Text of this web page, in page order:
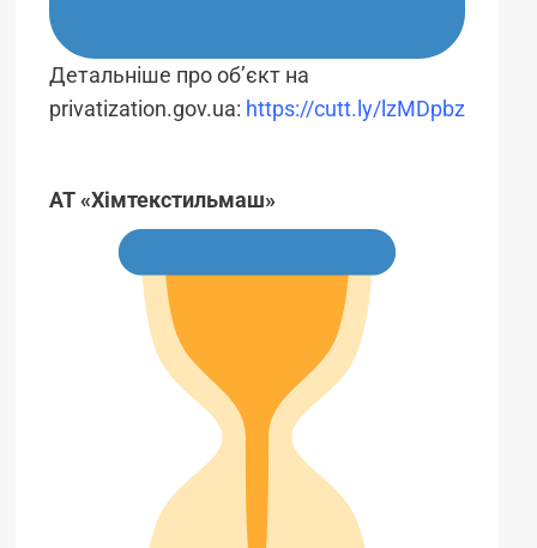
Детальніше про об’єкт на
privatization.gov.ua: https://cutt.ly/lzMDpbz
АТ «Хімтекстильмаш»